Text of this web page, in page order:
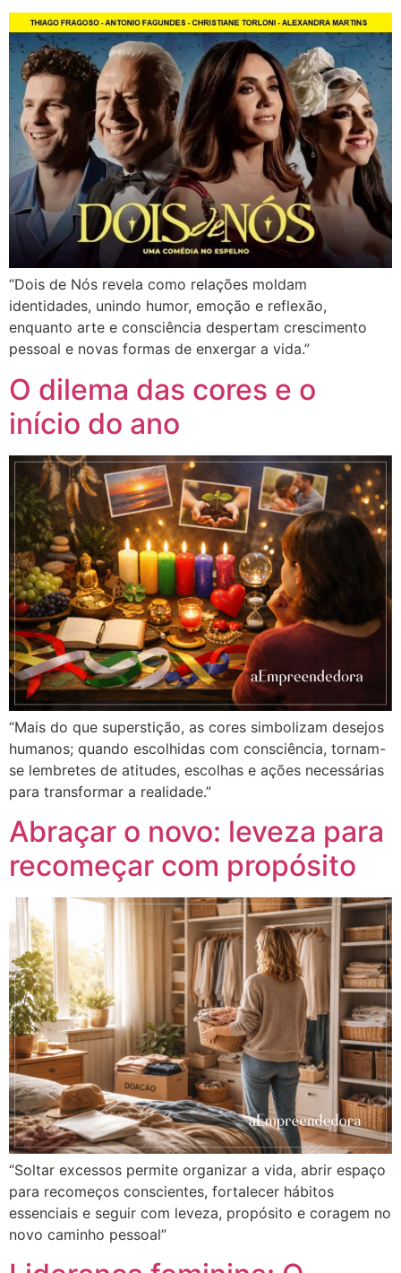
“Dois de Nós revela como relações moldam
identidades, unindo humor, emoção e reflexão,
enquanto arte e consciência despertam crescimento
pessoal e novas formas de enxergar a vida.”
O dilema das cores e o
início do ano
“Mais do que superstição, as cores simbolizam desejos
humanos; quando escolhidas com consciência, tornam-
se lembretes de atitudes, escolhas e ações necessárias
para transformar a realidade.”
Abraçar o novo: leveza para
recomeçar com propósito
“Soltar excessos permite organizar a vida, abrir espaço
para recomeços conscientes, fortalecer hábitos
essenciais e seguir com leveza, propósito e coragem no
novo caminho pessoal”